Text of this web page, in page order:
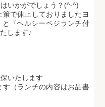
いかがでしょう？(^-^)
で休止しておりましたヨ
と『ヘルシーベジランチ付
します♪
いたします
（ランチの内容はお品書